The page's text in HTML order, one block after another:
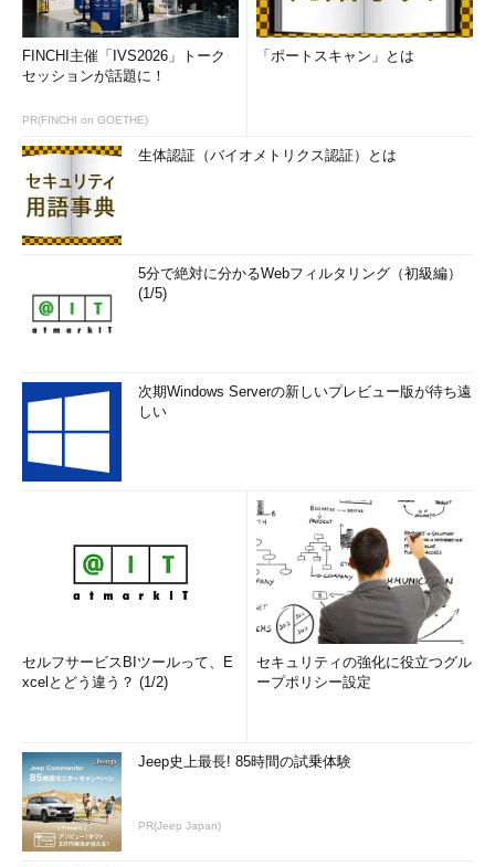
FINCHI主催「IVS2026」トーク
セッションが話題に！
PR(FINCHI on GOETHE)
「ポートスキャン」とは
生体認証（バイオメトリクス認証）とは
5分で絶対に分かるWebフィルタリング（初級編）
(1/5)
次期Windows Serverの新しいプレビュー版が待ち遠
しい
セルフサービスBIツールって、E
xcelとどう違う？ (1/2)
セキュリティの強化に役立つグル
ープポリシー設定
Jeep史上最長! 85時間の試乗体験
PR(Jeep Japan)